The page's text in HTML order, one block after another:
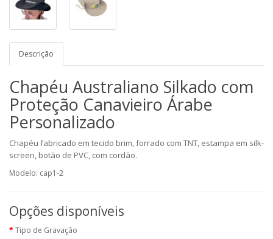
Descrição
Chapéu Australiano Silkado com
Proteção Canavieiro Árabe
Personalizado
Chapéu fabricado em tecido brim, forrado com TNT, estampa em silk-
screen, botão de PVC, com cordão.
Modelo: cap1-2
Opções disponíveis
Tipo de Gravação